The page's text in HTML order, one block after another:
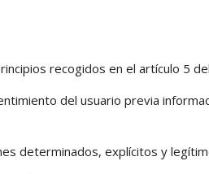
recogidos en el artículo 5
del usuario previa
determinados, explícitos y